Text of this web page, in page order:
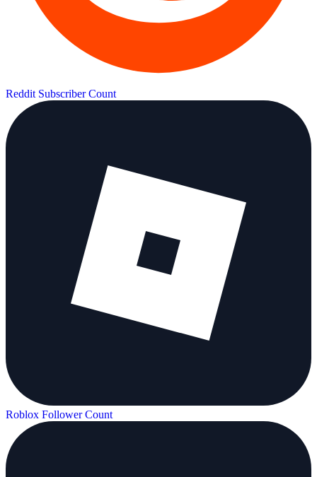
Reddit Subscriber Count
Roblox Follower Count